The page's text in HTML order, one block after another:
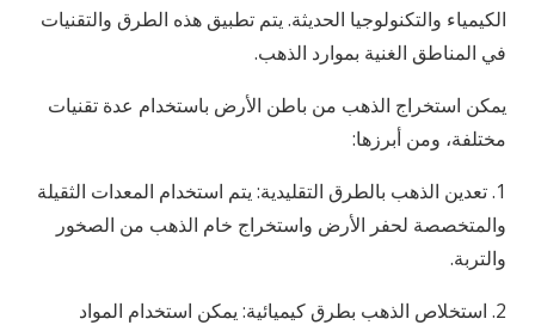
الكيمياء والتكنولوجيا الحديثة. يتم تطبيق هذه الطرق والتقنيات
في المناطق الغنية بموارد الذهب.
يمكن استخراج الذهب من باطن الأرض باستخدام عدة تقنيات
مختلفة، ومن أبرزها:
1. تعدين الذهب بالطرق التقليدية: يتم استخدام المعدات الثقيلة
والمتخصصة لحفر الأرض واستخراج خام الذهب من الصخور
والتربة.
2. استخلاص الذهب بطرق كيميائية: يمكن استخدام المواد